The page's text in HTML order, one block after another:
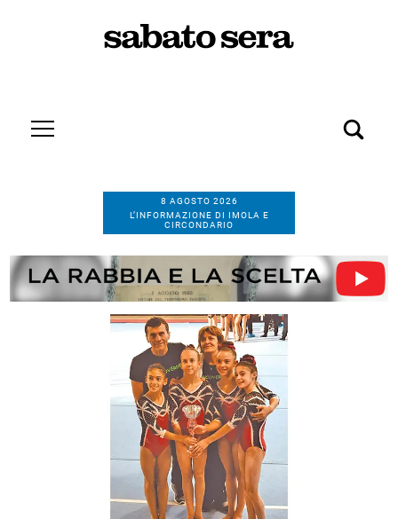
8 AGOSTO 2026
L’INFORMAZIONE DI IMOLA E
CIRCONDARIO